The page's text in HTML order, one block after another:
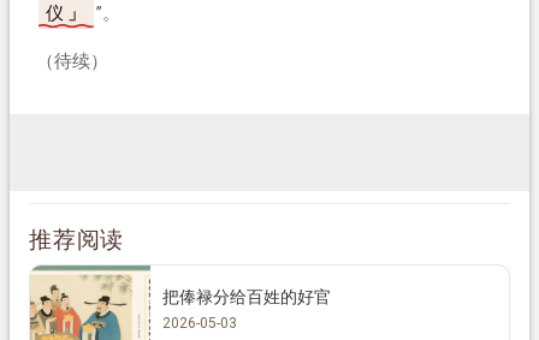
仪
”。
（待续）
推荐阅读
把俸禄分给百姓的好官
2026-05-03